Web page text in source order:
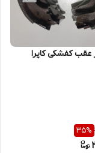
عقب کفشکی کاپرا
35%